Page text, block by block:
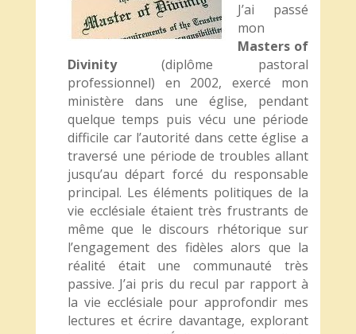
J’ai passé
mon
Masters of
Divinity(diplôme pastoral
professionnel) en 2002, exercé mon
ministère dans une église, pendant
quelque temps puis vécu une période
difficile car l’autorité dans cette église a
traversé une période de troubles allant
jusqu’au départ forcé du responsable
principal. Les éléments politiques de la
vie ecclésiale étaient très frustrants de
même que le discours rhétorique sur
l’engagement des fidèles alors que la
réalité était une communauté très
passive. J’ai pris du recul par rapport à
la vie ecclésiale pour approfondir mes
lectures et écrire davantage, explorant